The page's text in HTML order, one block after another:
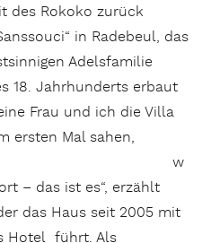
des Rokoko zurück
in Radebeul, das
Adelsfamilie
18. Jahrhunderts erbaut
Frau und ich die Villa
ersten Mal sahen,
w
– das ist es“, erzählt
das Haus seit 2005 mit
Hotel führt. Als